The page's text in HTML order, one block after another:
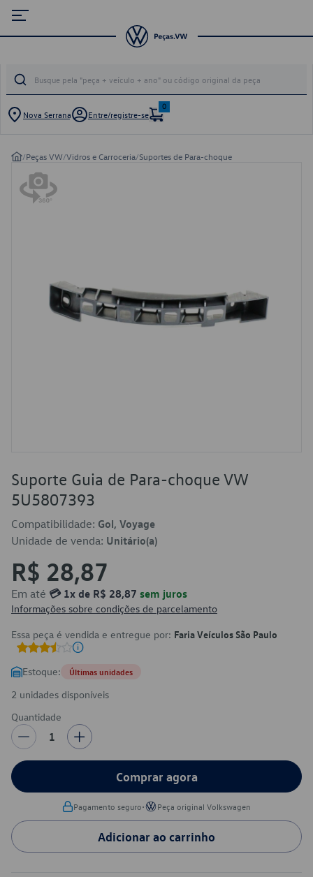
Nova Serrana Entre/registre-se
0
/Peças VW/Vidros e Carroceria/Suportes de Para-choque
Suporte Guia de Para-choque VW
5U5807393
Compatibilidade: Gol, Voyage
Unidade de venda: Unitário(a)
R$ 28,87
Em até 💳 1x de R$ 28,87 sem juros
Informações sobre condições de parcelamento
Essa peça é vendida e entregue por: Faria Veículos São Paulo
Estoque: Últimas unidades
2 unidades disponíveis
Quantidade
1
Comprar agora
Pagamento seguro• Peça original Volkswagen
Adicionar ao carrinho